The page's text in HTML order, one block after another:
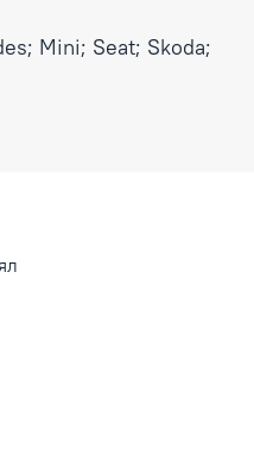
Mini; Seat; Skoda;